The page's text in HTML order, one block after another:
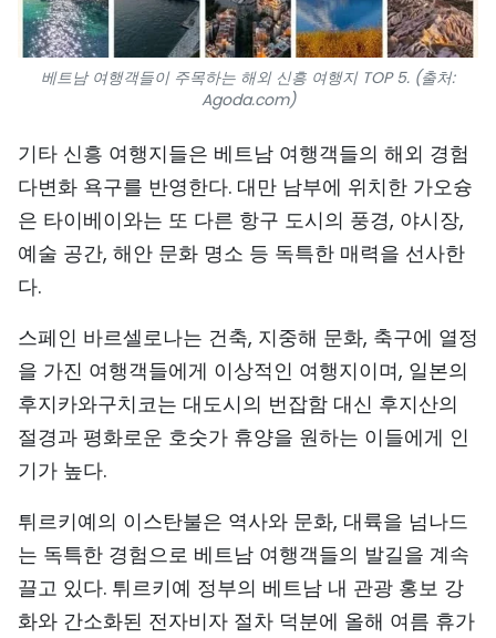
베트남 여행객들이 주목하는 해외 신흥 여행지 TOP 5. (출처:
Agoda.com)
기타 신흥 여행지들은 베트남 여행객들의 해외 경험
다변화 욕구를 반영한다. 대만 남부에 위치한 가오슝
은 타이베이와는 또 다른 항구 도시의 풍경, 야시장,
예술 공간, 해안 문화 명소 등 독특한 매력을 선사한
다.
스페인 바르셀로나는 건축, 지중해 문화, 축구에 열정
을 가진 여행객들에게 이상적인 여행지이며, 일본의
후지카와구치코는 대도시의 번잡함 대신 후지산의
절경과 평화로운 호숫가 휴양을 원하는 이들에게 인
기가 높다.
튀르키예의 이스탄불은 역사와 문화, 대륙을 넘나드
는 독특한 경험으로 베트남 여행객들의 발길을 계속
끌고 있다. 튀르키예 정부의 베트남 내 관광 홍보 강
화와 간소화된 전자비자 절차 덕분에 올해 여름 휴가